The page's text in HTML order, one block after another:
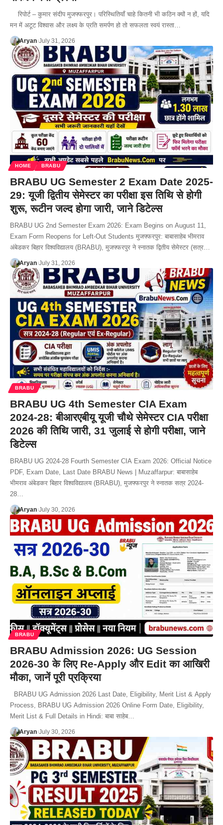
रिपोर्ट – कुमार संदीप मुजफ्फरपुर। परिस्थितियाँ चाहे कितनी भी कठिन क्यों न हों, यदि
मन में अटूट विश्वास और लक्ष्य के प्रति समर्पण हो तो सफलता स्वयं रास्ता…
Aryan July 31, 2026
HOME BRABU
BRABU UG Semester 2 Exam Date 2025-
29: यूजी द्वितीय सेमेस्टर का परीक्षा इस तिथि से होगी
शुरू, रूटीन जल्द होगा जारी, जाने डिटेल्स
BRABU UG 2nd Semester Exam 2026: Exam Begins on August 11,
Exam Form Reopens for Left-Out Students मुजफ्फरपुर: बाबासाहेब भीमराव
अंबेडकर बिहार विश्वविद्यालय (BRABU), मुजफ्फरपुर ने स्नातक द्वितीय सेमेस्टर (सत्र…
Aryan July 31, 2026
BRABU
BRABU UG 4th Semester CIA Exam
2024-28: बीआरएबीयू यूजी चौथे सेमेस्टर CIA परीक्षा
2026 की तिथि जारी, 31 जुलाई से होगी परीक्षा, जाने
डिटेल्स
BRABU UG 2024-28 Fourth Semester CIA Exam 2026: Official Notice
PDF, Exam Date, Last Date BRABU News | Muzaffarpur: बाबासाहेब
भीमराव अंबेडकर बिहार विश्वविद्यालय (BRABU), मुजफ्फरपुर ने स्नातक सत्र 2024-
28…
Aryan July 30, 2026
BRABU
BRABU Admission 2026: UG Session
2026-30 के लिए Re-Apply और Edit का आखिरी
मौका, जानें पूरी प्रक्रिया
BRABU UG Admission 2026 Last Date, Eligibility, Merit List & Apply
Process, BRABU UG Admission 2026 Online Form Date, Eligibility,
Merit List & Full Details in Hindi: बाबा साहेब…
Aryan July 30, 2026